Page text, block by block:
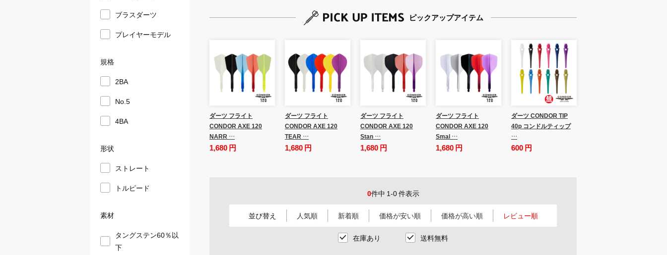
ピックアップアイテム
ダーツ フライト
CONDOR AXE 120
NARR …
1,680 円
ダーツ フライト
CONDOR AXE 120
TEAR …
1,680 円
ダーツ フライト
CONDOR AXE 120
Stan …
1,680 円
ダーツ フライト
CONDOR AXE 120
Smal …
1,680 円
ダーツ CONDOR TIP
40p コンドルティップ
…
600 円
0件中 1-0 件表示
並び替え 人気順 新着順 価格が安い順 価格が高い順 レビュー順
在庫あり 送料無料
ブラスダーツ
プレイヤーモデル
規格
2BA
No.5
4BA
形状
ストレート
トルピード
素材
タングステン60％以
下